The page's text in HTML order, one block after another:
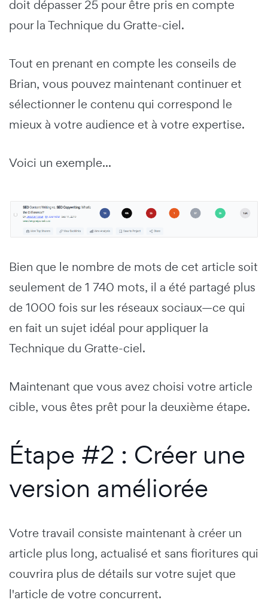
doit dépasser 25 pour être pris en compte
pour la Technique du Gratte-ciel.
Tout en prenant en compte les conseils de
Brian, vous pouvez maintenant continuer et
sélectionner le contenu qui correspond le
mieux à votre audience et à votre expertise.
Voici un exemple...
Bien que le nombre de mots de cet article soit
seulement de 1 740 mots, il a été partagé plus
de 1000 fois sur les réseaux sociaux—ce qui
en fait un sujet idéal pour appliquer la
Technique du Gratte-ciel.
Maintenant que vous avez choisi votre article
cible, vous êtes prêt pour la deuxième étape.
Étape #2 : Créer une
version améliorée
Votre travail consiste maintenant à créer un
article plus long, actualisé et sans fioritures qui
couvrira plus de détails sur votre sujet que
l'article de votre concurrent.